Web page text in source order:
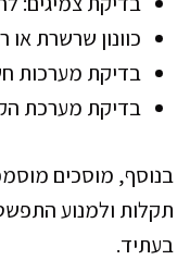
כוונון שרשרת
בדיקת מערכות
בדיקת מערכת
בנוסף, מוסכים
תקלות ולמנוע
בעתיד.